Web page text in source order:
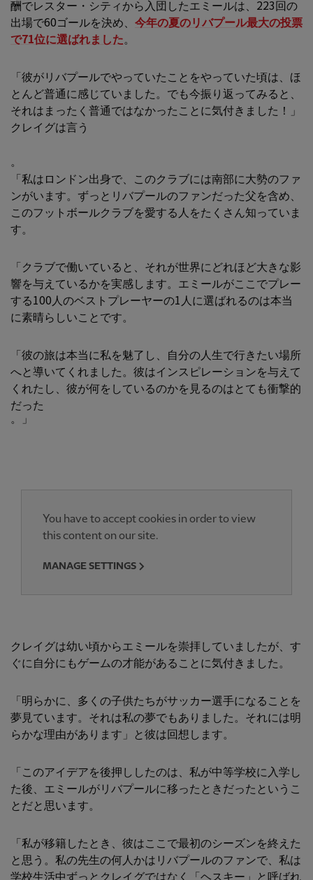
酬でレスター・シティから入団したエミールは、223回の
出場で60ゴールを決め、 今年の夏のリバプール最大の投票
で71位に選ばれました。
「彼がリバプールでやっていたことをやっていた頃は、ほ
とんど普通に感じていました。でも今振り返ってみると、
それはまったく普通ではなかったことに気付きました！」
クレイグは言う
。
「私はロンドン出身で、このクラブには南部に大勢のファ
ンがいます。ずっとリバプールのファンだった父を含め、
このフットボールクラブを愛する人をたくさん知っていま
す。
「クラブで働いていると、それが世界にどれほど大きな影
響を与えているかを実感します。エミールがここでプレー
する100人のベストプレーヤーの1人に選ばれるのは本当
に素晴らしいことです。
「彼の旅は本当に私を魅了し、自分の人生で行きたい場所
へと導いてくれました。彼はインスピレーションを与えて
くれたし、彼が何をしているのかを見るのはとても衝撃的
だった
。」
You have to accept cookies in order to view
this content on our site.
MANAGE SETTINGS
クレイグは幼い頃からエミールを崇拝していましたが、す
ぐに自分にもゲームの才能があることに気付きました。
「明らかに、多くの子供たちがサッカー選手になることを
夢見ています。それは私の夢でもありました。それには明
らかな理由があります」と彼は回想します。
「このアイデアを後押ししたのは、私が中等学校に入学し
た後、エミールがリバプールに移ったときだったというこ
とだと思います。
「私が移籍したとき、彼はここで最初のシーズンを終えた
と思う。私の先生の何人かはリバプールのファンで、私は
学校生活中ずっとクレイグではなく「ヘスキー」と呼ばれ